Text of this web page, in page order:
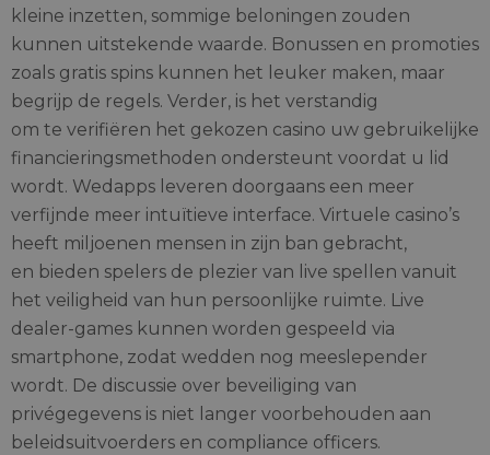
kleine inzetten, sommige beloningen zouden
kunnen uitstekende waarde. Bonussen en promoties
zoals gratis spins kunnen het leuker maken, maar
begrijp de regels. Verder, is het verstandig
om te verifiëren het gekozen casino uw gebruikelijke
financieringsmethoden ondersteunt voordat u lid
wordt. Wedapps leveren doorgaans een meer
verfijnde meer intuïtieve interface. Virtuele casino’s
heeft miljoenen mensen in zijn ban gebracht,
en bieden spelers de plezier van live spellen vanuit
het veiligheid van hun persoonlijke ruimte. Live
dealer-games kunnen worden gespeeld via
smartphone, zodat wedden nog meeslepender
wordt. De discussie over beveiliging van
privégegevens is niet langer voorbehouden aan
beleidsuitvoerders en compliance officers.